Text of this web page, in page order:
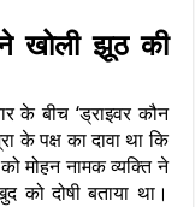
ने खोली झूठ की
के बीच ‘ड्राइवर कौन
के पक्ष का दावा था कि
मोहन नामक व्यक्ति ने
दोषी बताया था।